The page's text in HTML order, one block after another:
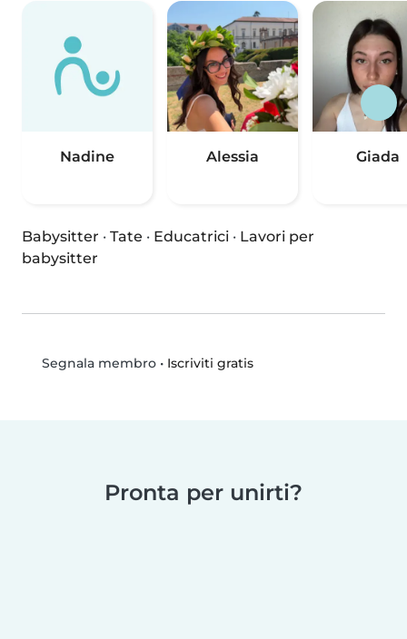
Nadine Alessia Giada
Babysitter · Tate · Educatrici · Lavori per
babysitter
Segnala membro• Iscriviti gratis
Pronta per unirti?